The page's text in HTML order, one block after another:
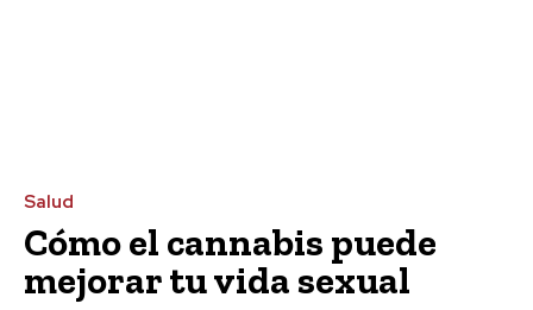
Salud
Cómo el cannabis puede
mejorar tu vida sexual